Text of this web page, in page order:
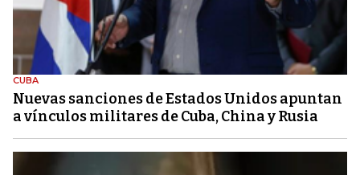
CUBA
Nuevas sanciones de Estados Unidos apuntan
a vínculos militares de Cuba, China y Rusia